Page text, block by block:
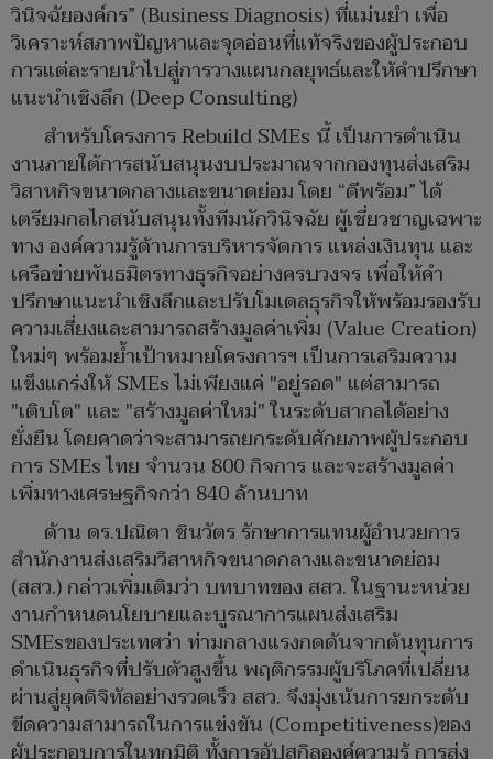
วินิจฉัยองค์กร” (Business Diagnosis) ที่แม่นยำ เพื่อ
วิเคราะห์สภาพปัญหาและจุดอ่อนที่แท้จริงของผู้ประกอบ
การแต่ละรายนำไปสู่การวางแผนกลยุทธ์และให้คำปรึกษา
แนะนำเชิงลึก (Deep Consulting)
สำหรับโครงการ Rebuild SMEs นี้ เป็นการดำเนิน
งานภายใต้การสนับสนุนงบประมาณจากกองทุนส่งเสริม
วิสาหกิจขนาดกลางและขนาดย่อม โดย “ดีพร้อม” ได้
เตรียมกลไกสนับสนุนทั้งทีมนักวินิจฉัย ผู้เชี่ยวชาญเฉพาะ
ทาง องค์ความรู้ด้านการบริหารจัดการ แหล่งเงินทุน และ
เครือข่ายพันธมิตรทางธุรกิจอย่างครบวงจร เพื่อให้คำ
ปรึกษาแนะนำเชิงลึกและปรับโมเดลธุรกิจให้พร้อมรองรับ
ความเสี่ยงและสามารถสร้างมูลค่าเพิ่ม (Value Creation)
ใหม่ๆ พร้อมย้ำเป้าหมายโครงการฯ เป็นการเสริมความ
แข็งแกร่งให้ SMEs ไม่เพียงแค่ "อยู่รอด" แต่สามารถ
"เติบโต" และ "สร้างมูลค่าใหม่" ในระดับสากลได้อย่าง
ยั่งยืน โดยคาดว่าจะสามารถยกระดับศักยภาพผู้ประกอบ
การ SMEs ไทย จำนวน 800 กิจการ และจะสร้างมูลค่า
เพิ่มทางเศรษฐกิจกว่า 840 ล้านบาท
ด้าน ดร.ปณิตา ชินวัตร รักษาการแทนผู้อำนวยการ
สำนักงานส่งเสริมวิสาหกิจขนาดกลางและขนาดย่อม
(สสว.) กล่าวเพิ่มเติมว่า บทบาทของ สสว. ในฐานะหน่วย
งานกำหนดนโยบายและบูรณาการแผนส่งเสริม
SMEsของประเทศว่า ท่ามกลางแรงกดดันจากต้นทุนการ
ดำเนินธุรกิจที่ปรับตัวสูงขึ้น พฤติกรรมผู้บริโภคที่เปลี่ยน
ผ่านสู่ยุคดิจิทัลอย่างรวดเร็ว สสว. จึงมุ่งเน้นการยกระดับ
ขีดความสามารถในการแข่งขัน (Competitiveness)ของ